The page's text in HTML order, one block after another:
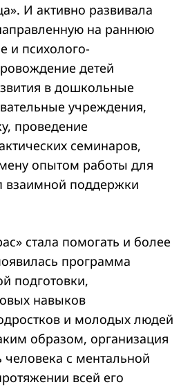
И активно развивала
на раннюю
и психолого-
детей
в дошкольные
учреждения,
проведение
семинаров,
опытом работы для
взаимной поддержки
стала помогать и более
программа
подготовки,
навыков
и молодых людей
образом, организация
человека с ментальной
всей его